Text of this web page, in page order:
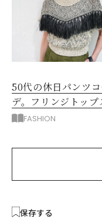
50代の休日パンツ
デ。フリンジトップ
主役に洗練アースカ
FASHION
保存する